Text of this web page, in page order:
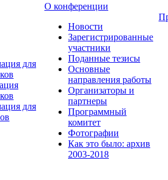
для
для
О конференции
Новости
Зарегистрированные
участники
Поданные тезисы
Основные
направления работы
Организаторы и
партнеры
Программный
комитет
Фотографии
Как это было: архив
2003-2018